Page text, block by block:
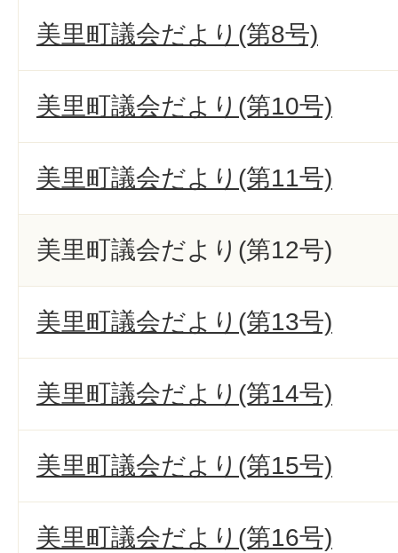
美里町議会だより(第8号)
美里町議会だより(第10号)
美里町議会だより(第11号)
美里町議会だより(第12号)
美里町議会だより(第13号)
美里町議会だより(第14号)
美里町議会だより(第15号)
美里町議会だより(第16号)